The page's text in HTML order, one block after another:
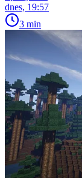
dnes, 19:57
3 min